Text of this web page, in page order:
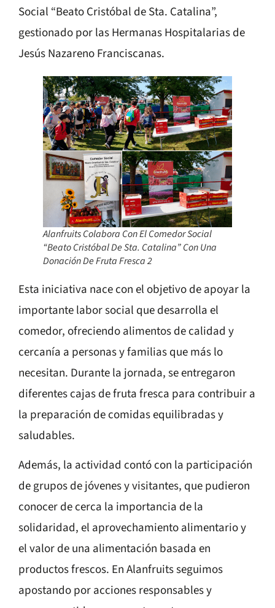
Social “Beato Cristóbal de Sta. Catalina”,
gestionado por las Hermanas Hospitalarias de
Jesús Nazareno Franciscanas.
Alanfruits Colabora Con El Comedor Social
“Beato Cristóbal De Sta. Catalina” Con Una
Donación De Fruta Fresca 2
Esta iniciativa nace con el objetivo de apoyar la
importante labor social que desarrolla el
comedor, ofreciendo alimentos de calidad y
cercanía a personas y familias que más lo
necesitan. Durante la jornada, se entregaron
diferentes cajas de fruta fresca para contribuir a
la preparación de comidas equilibradas y
saludables.
Además, la actividad contó con la participación
de grupos de jóvenes y visitantes, que pudieron
conocer de cerca la importancia de la
solidaridad, el aprovechamiento alimentario y
el valor de una alimentación basada en
productos frescos. En Alanfruits seguimos
apostando por acciones responsables y